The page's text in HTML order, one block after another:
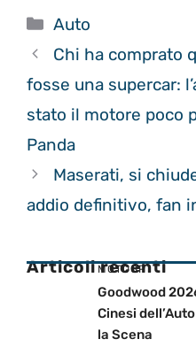
Categorie
Auto
Chi ha comprato
fosse una supercar:
stato il motore poco
Panda
Maserati, si
addio definitivo, fan
Articoli recenti
MOTOGP
Goodwood
Cinesi
la Scena